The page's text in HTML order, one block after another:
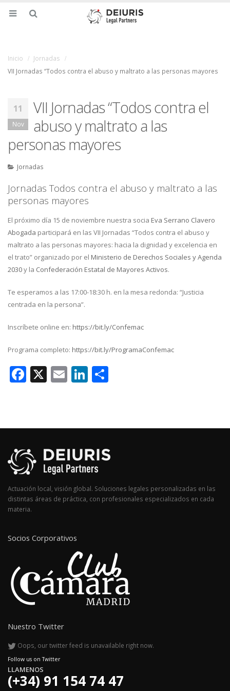
Inicio
Jornadas
VII Jornadas “Todos contra el abuso y maltrato a las personas mayores
11
Nov
VII Jornadas “Todos contra el
abuso y maltrato a las
personas mayores
Jornadas
Jornadas Todos contra el abuso y maltrato a las
personas mayores
El próximo día 15 de noviembre nuestra socia Eva Serrano Clavero
Abogada participará en las VII Jornadas “Todos contra el abuso y
maltrato a las personas mayores: hacia la dignidad y excelencia en
el trato” organizado por el Ministerio de Derechos Sociales y Agenda
2030y la Confederación Estatal de Mayores Activos.
Te esperamos a las 17:00-18:30 h. en la mesa redonda: “Justicia
centrada en la persona”.
Inscríbete online en: https://bit.ly/Confemac
Programa completo: https://bit.ly/ProgramaConfemac
Facebook
X EmailLinkedIn
Actuación local, visión global. Soluciones legales personalizadas en las
distintas áreas de práctica, con profesionales especializados en cada
materia.
Socios Corporativos
Nuestro Twitter
Oops, our twitter feed is unavailable right now.
Follow us on Twitter
LLAMENOS
(+34) 91 154 74 47